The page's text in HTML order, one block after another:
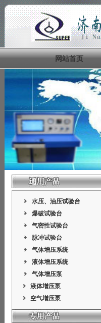
网站首页
水压、油压试验台
爆破试验台
气密性试验台
脉冲试验台
气体增压系统
液体增压系统
气体增压泵
液体增压泵
空气增压泵